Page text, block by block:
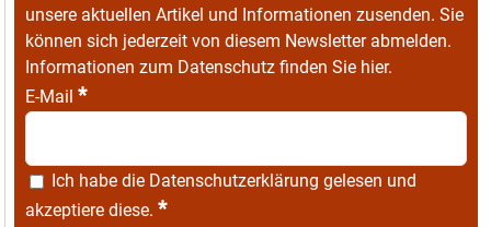
unsere aktuellen Artikel und Informationen zusenden. Sie
können sich jederzeit von diesem Newsletter abmelden.
Informationen zum Datenschutz finden Sie hier.
E-Mail *
Ich habe die Datenschutzerklärung gelesen und
akzeptiere diese. *